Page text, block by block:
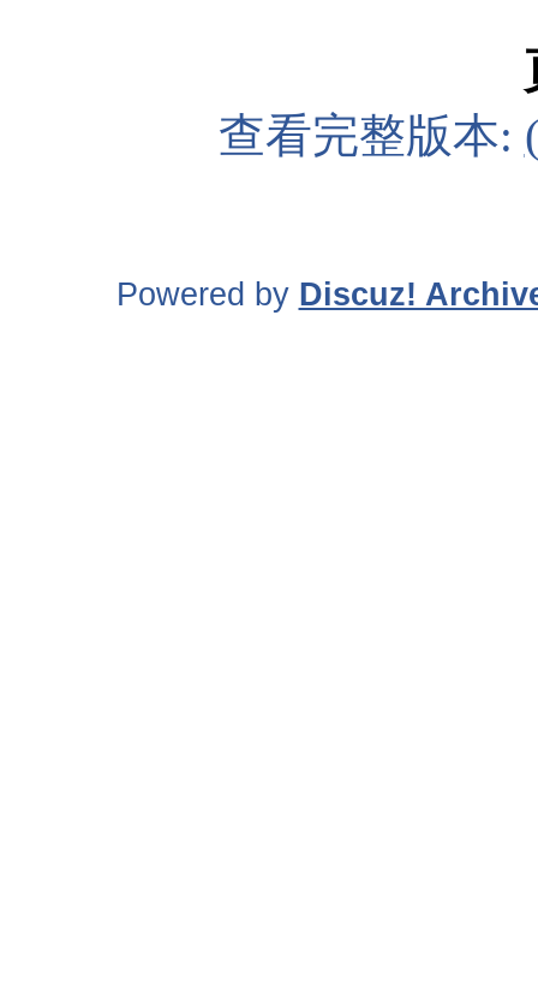
查看完整版本:
Powered by Discuz!